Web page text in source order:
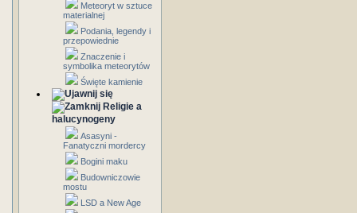
Meteoryt w sztuce
materialnej
Podania, legendy i
przepowiednie
Znaczenie i
symbolika meteorytów
Święte kamienie
Religie a
halucynogeny
Asasyni -
Fanatyczni mordercy
Bogini maku
Budowniczowie
mostu
LSD a New Age